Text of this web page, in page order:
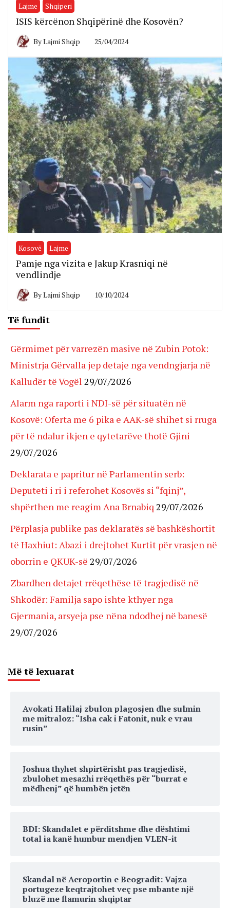
Lajme Shqiperi
ISIS kërcënon Shqipërinë dhe Kosovën?
ByLajmi Shqip 25/04/2024
Kosovë Lajme
Pamje nga vizita e Jakup Krasniqi në
vendlindje
ByLajmi Shqip 10/10/2024
Të fundit
Gërmimet për varrezën masive në Zubin Potok:
Ministrja Gërvalla jep detaje nga vendngjarja në
Kalludër të Vogël 29/07/2026
Alarm nga raporti i NDI-së për situatën në
Kosovë: Oferta me 6 pika e AAK-së shihet si rruga
për të ndalur ikjen e qytetarëve thotë Gjini
29/07/2026
Deklarata e papritur në Parlamentin serb:
Deputeti i ri i referohet Kosovës si “fqinj”,
shpërthen me reagim Ana Brnabiq 29/07/2026
Përplasja publike pas deklaratës së bashkëshortit
të Haxhiut: Abazi i drejtohet Kurtit për vrasjen në
oborrin e QKUK-së 29/07/2026
Zbardhen detajet rrëqethëse të tragjedisë në
Shkodër: Familja sapo ishte kthyer nga
Gjermania, arsyeja pse nëna ndodhej në banesë
29/07/2026
Më të lexuarat
Avokati Halilaj zbulon plagosjen dhe sulmin
me mitraloz: “Isha cak i Fatonit, nuk e vrau
rusin”
Joshua thyhet shpirtërisht pas tragjedisë,
zbulohet mesazhi rrëqethës për “burrat e
mëdhenj” që humbën jetën
BDI: Skandalet e përditshme dhe dështimi
total ia kanë humbur mendjen VLEN-it
Skandal në Aeroportin e Beogradit: Vajza
portugeze keqtrajtohet veç pse mbante një
bluzë me flamurin shqiptar